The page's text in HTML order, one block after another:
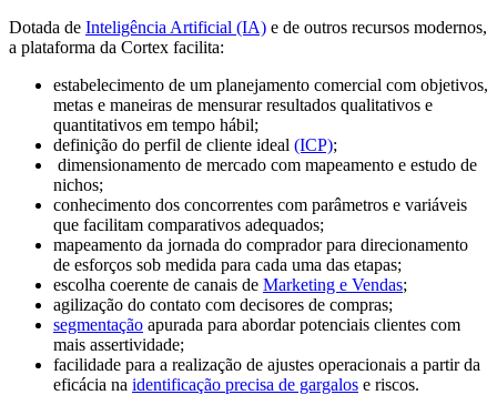
Dotada de Inteligência Artificial (IA) e de outros recursos modernos,
a plataforma da Cortex facilita:
estabelecimento de um planejamento comercial com objetivos,
metas e maneiras de mensurar resultados qualitativos e
quantitativos em tempo hábil;
definição do perfil de cliente ideal (ICP);
dimensionamento de mercado com mapeamento e estudo de
nichos;
conhecimento dos concorrentes com parâmetros e variáveis
que facilitam comparativos adequados;
mapeamento da jornada do comprador para direcionamento
de esforços sob medida para cada uma das etapas;
escolha coerente de canais de Marketing e Vendas;
agilização do contato com decisores de compras;
segmentação apurada para abordar potenciais clientes com
mais assertividade;
facilidade para a realização de ajustes operacionais a partir da
eficácia na identificação precisa de gargalos e riscos.